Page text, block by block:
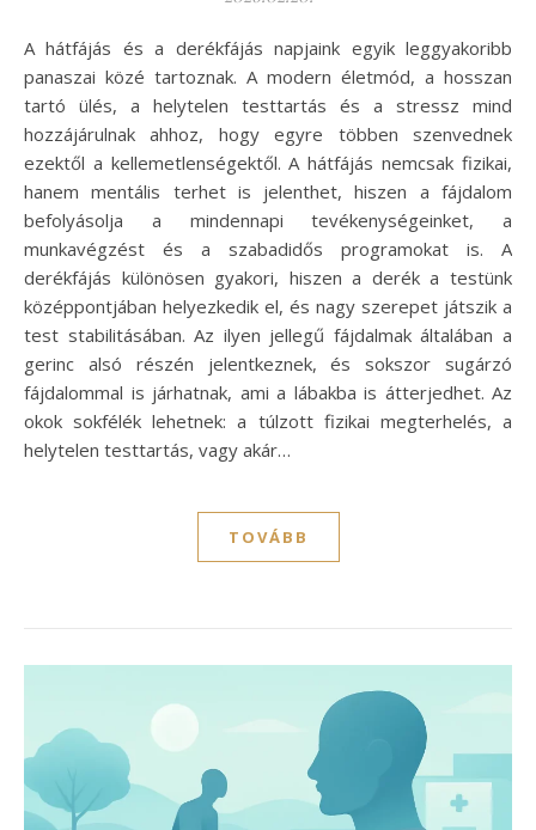
A hátfájás és a derékfájás napjaink egyik leggyakoribb
panaszai közé tartoznak. A modern életmód, a hosszan
tartó ülés, a helytelen testtartás és a stressz mind
hozzájárulnak ahhoz, hogy egyre többen szenvednek
ezektől a kellemetlenségektől. A hátfájás nemcsak fizikai,
hanem mentális terhet is jelenthet, hiszen a fájdalom
befolyásolja a mindennapi tevékenységeinket, a
munkavégzést és a szabadidős programokat is. A
derékfájás különösen gyakori, hiszen a derék a testünk
középpontjában helyezkedik el, és nagy szerepet játszik a
test stabilitásában. Az ilyen jellegű fájdalmak általában a
gerinc alsó részén jelentkeznek, és sokszor sugárzó
fájdalommal is járhatnak, ami a lábakba is átterjedhet. Az
okok sokfélék lehetnek: a túlzott fizikai megterhelés, a
helytelen testtartás, vagy akár…
TOVÁBB